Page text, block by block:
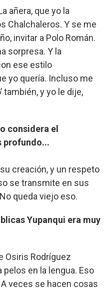
añera, que yo la
Chalchaleros. Y se me
invitar a Polo Román.
sorpresa. Y la
ese estilo
yo quería. Incluso me
también, y yo le dije,
considera el
profundo...
creación, y un respeto
se transmite en sus
queda viejo eso.
Yupanqui era muy
Osiris Rodríguez
pelos en la lengua. Eso
veces se hacen cosas